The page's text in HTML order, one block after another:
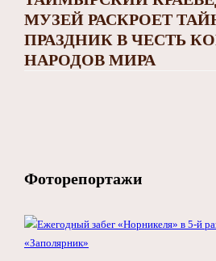
МУЗЕЙ РАСКРОЕТ
ПРАЗДНИК В ЧЕСТЬ
НАРОДОВ МИРА
Фоторепортажи